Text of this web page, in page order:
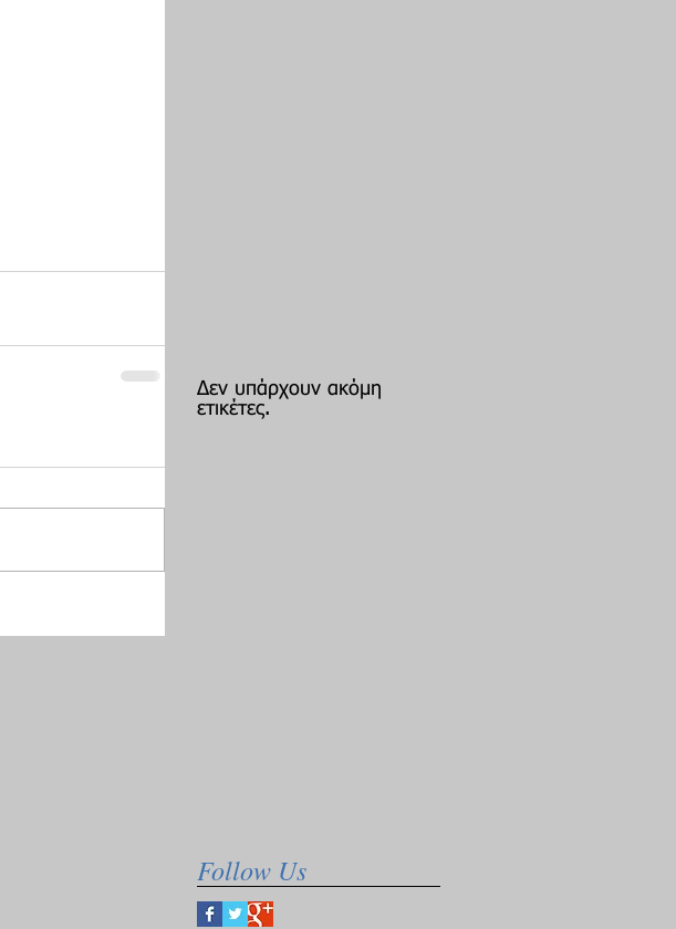
Δεν υπάρχουν ακόμη
ετικέτες.
Follow Us